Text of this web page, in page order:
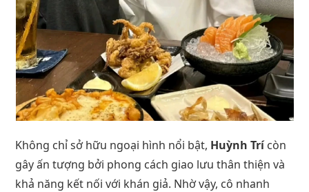
Không chỉ sở hữu ngoại hình nổi bật, Huỳnh Trícòn
gây ấn tượng bởi phong cách giao lưu thân thiện và
khả năng kết nối với khán giả. Nhờ vậy, cô nhanh